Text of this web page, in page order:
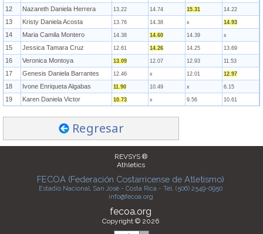
12 Nazareth Daniela Herrera 13.22 14.74 15.31 14.22
13 Kristy Daniela Acosta 13.76 14.38 x 14.93
14 Maria Camila Montero 14.38 14.60 14.39 x
15 Jessica Tamara Cruz 12.61 14.26 14.25 13.69
16 Veronica Montoya 13.09 12.07 12.93 11.53
17 Genesis Daniela Barrantes 12.46 x 12.01 12.97
18 Ivone Enriqueta Algabas 11.90 10.49 x 6.15
19 Karen Daniela Victor 10.73 x 9.56 10.61
Regresar
REVSYS ®
Athletics
FECOA (Federación Costarricense de Atletismo)
Estadio Nacional, San José - Costa Rica - Tel. (506) 2549-0950
info@fecoa.org
fecoa.org
Copyright © 2026